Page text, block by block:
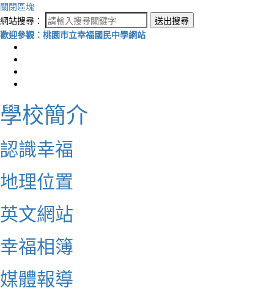
關閉區塊
網站搜尋：
送出搜尋
歡迎參觀：桃園市立幸福國民中學網站
學校簡介
認識幸福
地理位置
英文網站
幸福相簿
媒體報導